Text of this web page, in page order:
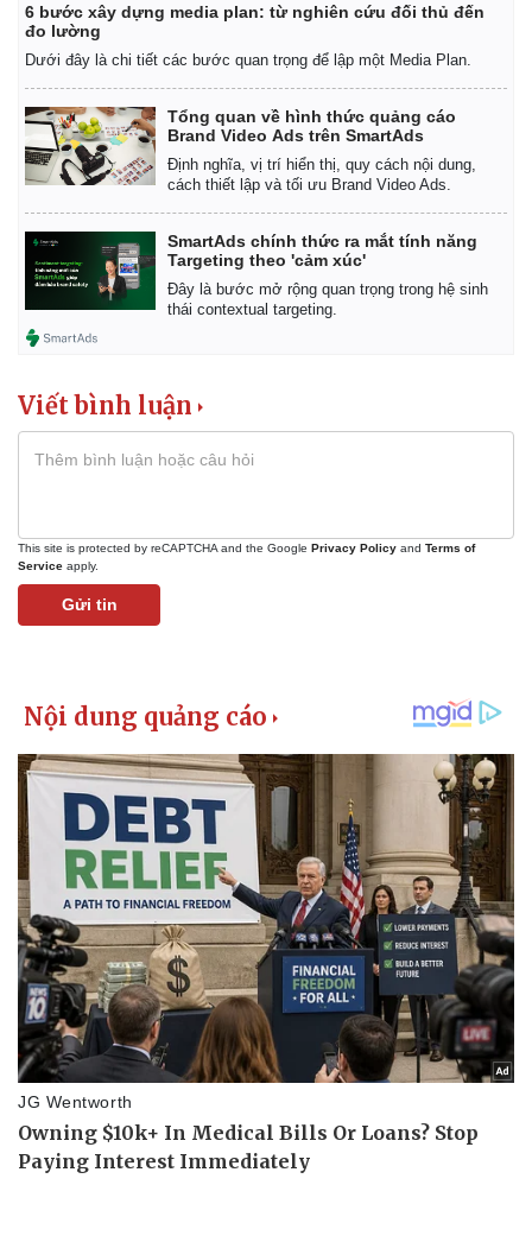
6 bước xây dựng media plan: từ nghiên cứu đối thủ đến
đo lường
Dưới đây là chi tiết các bước quan trọng để lập một Media Plan.
Tổng quan về hình thức quảng cáo
Brand Video Ads trên SmartAds
Định nghĩa, vị trí hiển thị, quy cách nội dung,
cách thiết lập và tối ưu Brand Video Ads.
SmartAds chính thức ra mắt tính năng
Targeting theo 'cảm xúc'
Đây là bước mở rộng quan trọng trong hệ sinh
thái contextual targeting.
Viết bình luận
This site is protected by reCAPTCHA and the Google Privacy Policy and Terms of
Service apply.
Gửi tin